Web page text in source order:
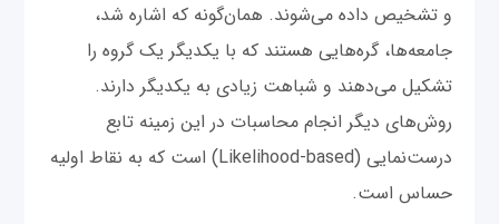
و تشخیص داده می‌شوند. همان‌گونه که اشاره شد،
جامعه‌ها، گره‌هایی هستند که با یکدیگر یک گروه را
تشکیل می‌دهند و شباهت زیادی به یکدیگر دارند.
روش‌های دیگر انجام محاسبات در این زمینه تابع
درست‌نمایی (Likelihood-based) است که به نقاط اولیه
حساس است.